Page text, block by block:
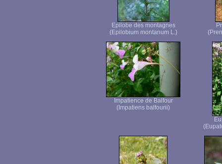
Epilobe des montagnes
(Epilobium montanum L.)
Impatience de Balfour
(Impatiens balfourii)